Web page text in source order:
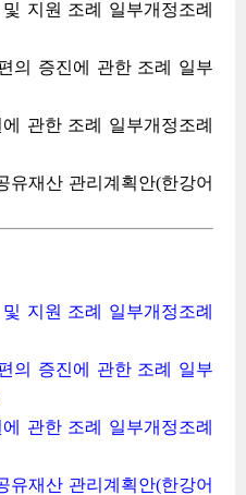
지원 조례 일부개정조례
의 증진에 관한 조례 일부
관한 조례 일부개정조례
유재산 관리계획안(한강어
지원 조례 일부개정조례
의 증진에 관한 조례 일부
관한 조례 일부개정조례
유재산 관리계획안(한강어